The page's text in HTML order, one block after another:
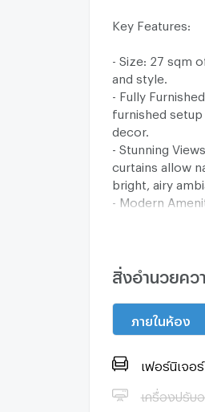
Key Features:
- Size: 27 sqm
and style.
- Fully
furnished setup
decor.
- Stunning
curtains allow
bright, airy
- Modern
flooring, and
Prime Location
Being part of
areas rich
สิ่งอำนวยคว
ภายในห้อง
เฟอร์นิเจอร์
เครื่องปรับ